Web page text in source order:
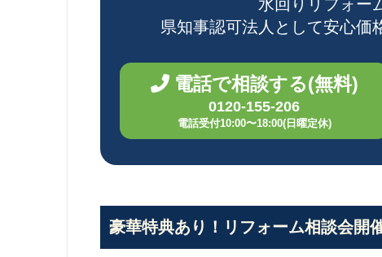
水回りリフォー
県知事認可法人として安心価
電話で相談する(無料)
0120-155-206
電話受付10:00〜18:00(日曜定休)
豪華特典あり！リフォーム相談会開